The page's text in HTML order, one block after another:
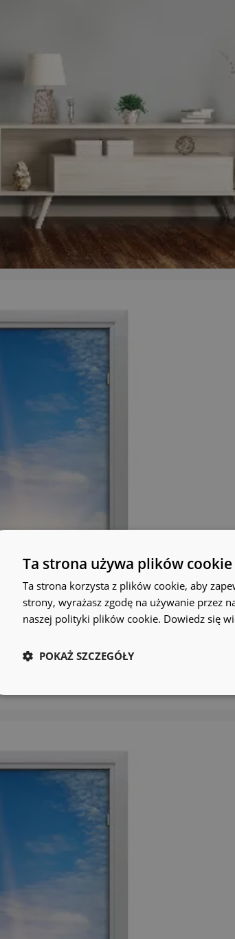
Ta strona używa plików cookie
Ta strona korzysta z plików cookie, aby
strony, wyrażasz zgodę na używanie przez
naszej polityki plików cookie. Dowiedz się
POKAŻ SZCZEGÓŁY